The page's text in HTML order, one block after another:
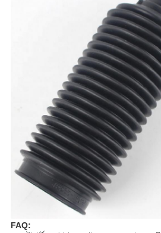
FAQ: